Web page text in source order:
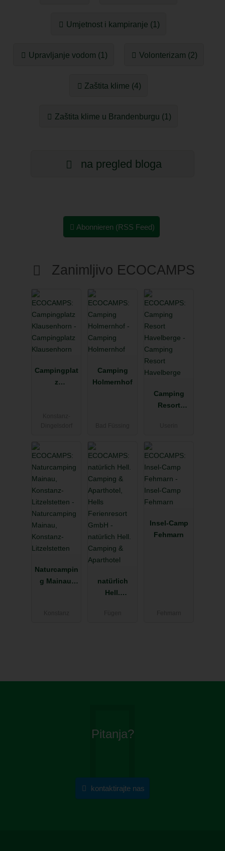
Umjetnost i kampiranje (1)
Upravljanje vodom (1) Volonterizam (2)
Zaštita klime (4)
Zaštita klime u Brandenburgu (1)
na pregled bloga
Abonnieren (RSS Feed)
Zanimljivo ECOCAMPS
Campingplat
z
Camping
Holmernhof
Camping
Resort
Naturcampin
g Mainau,
natürlich
Hell.
Insel-Camp
Fehmarn
Pitanja?
kontaktirajte nas